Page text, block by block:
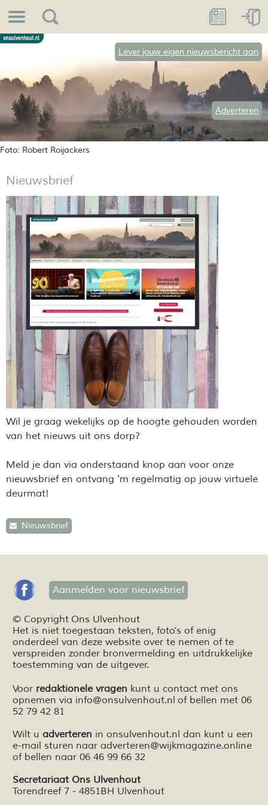
Foto: Robert Roijackers
Lever jouw eigen nieuwsbericht aan
Adverteren
Nieuwsbrief
Wil je graag wekelijks op de hoogte gehouden worden
van het nieuws uit ons dorp?
Meld je dan via onderstaand knop aan voor onze
nieuwsbrief en ontvang 'm regelmatig op jouw virtuele
deurmat!
Nieuwsbrief
Aanmelden voor nieuwsbrief
© Copyright Ons Ulvenhout
Het is niet toegestaan teksten, foto’s of enig
onderdeel van deze website over te nemen of te
verspreiden zonder bronvermelding en uitdrukkelijke
toestemming van de uitgever.
Voor redaktionele vragen kunt u contact met ons
opnemen via info@onsulvenhout.nl of bellen met 06
52 79 42 81
Wilt u adverteren in onsulvenhout.nl dan kunt u een
e-mail sturen naar adverteren@wijkmagazine.online
of bellen naar 06 46 99 66 32
Secretariaat Ons Ulvenhout
Torendreef 7 - 4851BH Ulvenhout